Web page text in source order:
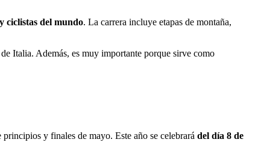
ciclistas del mundo. La carrera incluye etapas de montaña,
Italia. Además, es muy importante porque sirve como
y finales de mayo. Este año se celebrará del día 8 de